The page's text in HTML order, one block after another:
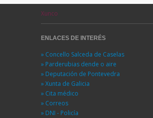
Xunco
ENLACES DE INTERÉS
» Concello Salceda de Caselas
» Parderubias dende o aire
» Deputación de Pontevedra
» Xunta de Galicia
» Cita médico
» Correos
» DNI - Policía